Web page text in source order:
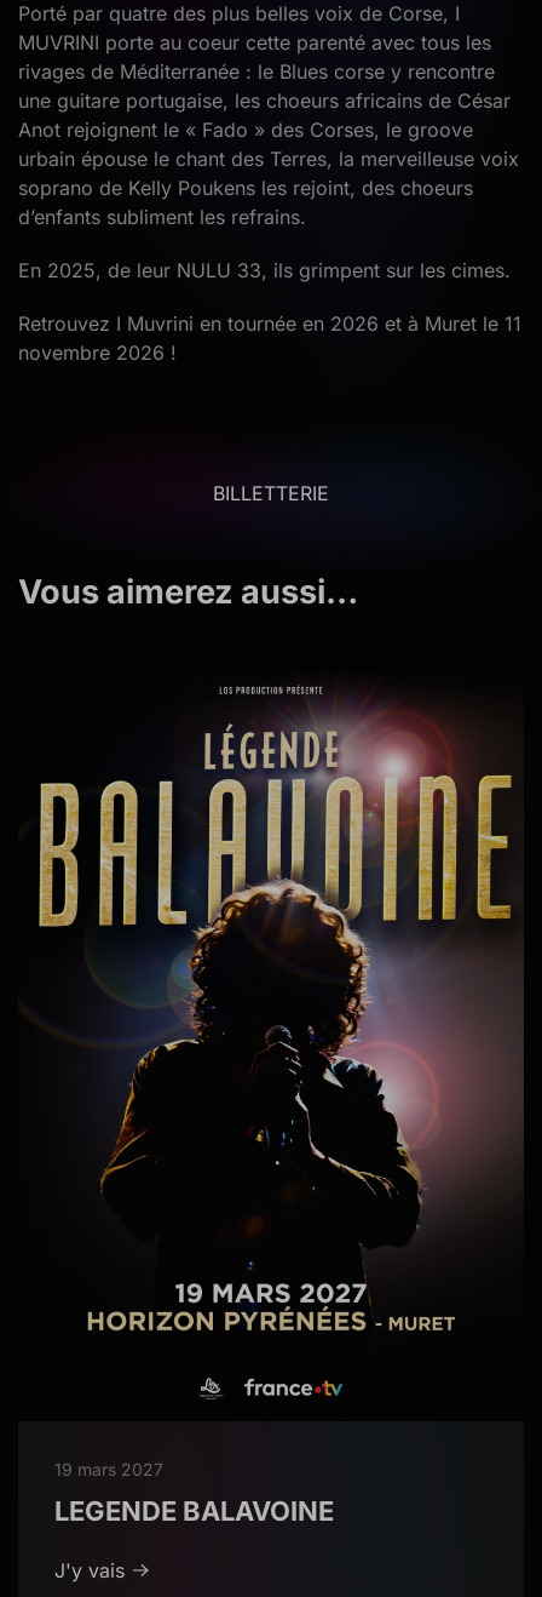
Porté par quatre des plus belles voix de Corse, I
MUVRINI porte au coeur cette parenté avec tous les
rivages de Méditerranée : le Blues corse y rencontre
une guitare portugaise, les choeurs africains de César
Anot rejoignent le « Fado » des Corses, le groove
urbain épouse le chant des Terres, la merveilleuse voix
soprano de Kelly Poukens les rejoint, des choeurs
d’enfants subliment les refrains.
En 2025, de leur NULU 33, ils grimpent sur les cimes.
Retrouvez I Muvrini en tournée en 2026 et à Muret le 11
novembre 2026 !
BILLETTERIE
Vous aimerez aussi…
19 mars 2027
LEGENDE BALAVOINE
J'y vais